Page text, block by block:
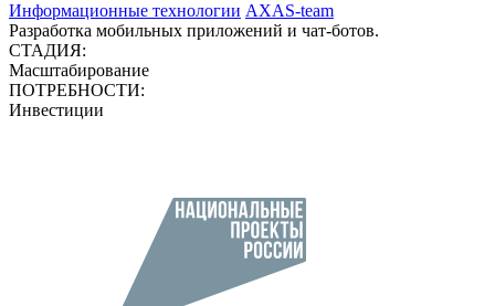
Информационные технологии AXAS-team
Разработка мобильных приложений и чат-ботов.
СТАДИЯ:
Масштабирование
ПОТРЕБНОСТИ:
Инвестиции